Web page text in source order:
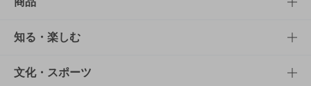
商品TOP
商品一覧
知る・楽しむ
知る・楽しむTOP
文化・スポーツ